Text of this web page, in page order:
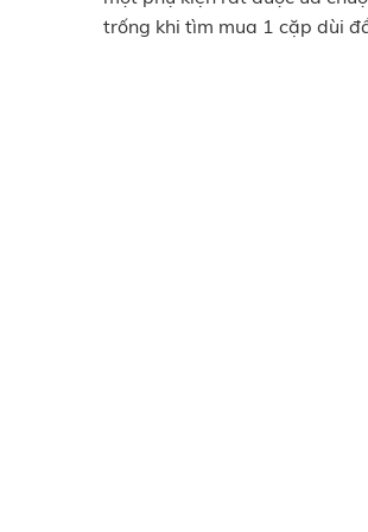
trống khi tìm mua 1 cặp dùi